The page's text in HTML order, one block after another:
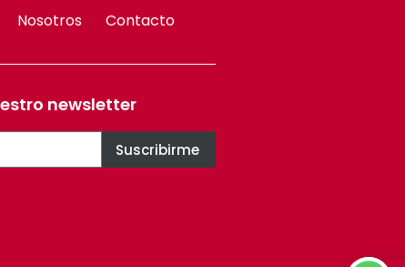
Nosotros Contacto
newsletter
Suscribirme